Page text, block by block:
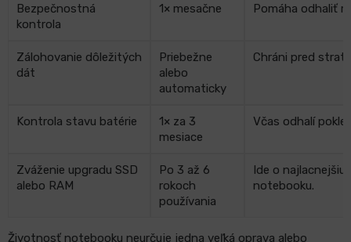
Bezpečnostná
kontrola
1× mesačne Pomáha odhaliť
Zálohovanie dôležitých
dát
Priebežne
alebo
automaticky
Chráni pred
Kontrola stavu batérie
1× za 3
mesiace
Včas odhalí
Zváženie upgradu SSD
alebo RAM
Po 3 až 6
rokoch
používania
Ide o
notebooku.
Životnosť notebooku neurčuje jedna veľká oprava alebo